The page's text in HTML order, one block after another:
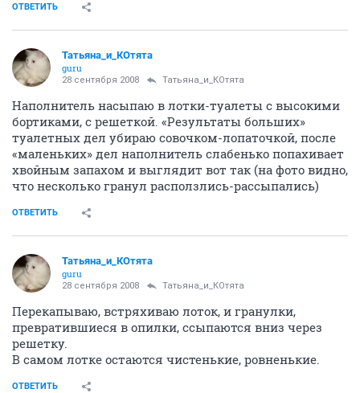
ОТВЕТИТЬ
Татьяна_и_КОтята
guru
28 сентября 2008 Татьяна_и_КОтята
Наполнитель насыпаю в лотки-туалеты с высокими
бортиками, с решеткой. «Результаты больших»
туалетных дел убираю совочком-лопаточкой, после
«маленьких» дел наполнитель слабенько попахивает
хвойным запахом и выглядит вот так (на фото видно,
что несколько гранул расползлись-рассыпались)
ОТВЕТИТЬ
Татьяна_и_КОтята
guru
28 сентября 2008 Татьяна_и_КОтята
Перекапываю, встряхиваю лоток, и гранулки,
превратившиеся в опилки, ссыпаются вниз через
решетку.
В самом лотке остаются чистенькие, ровненькие.
ОТВЕТИТЬ